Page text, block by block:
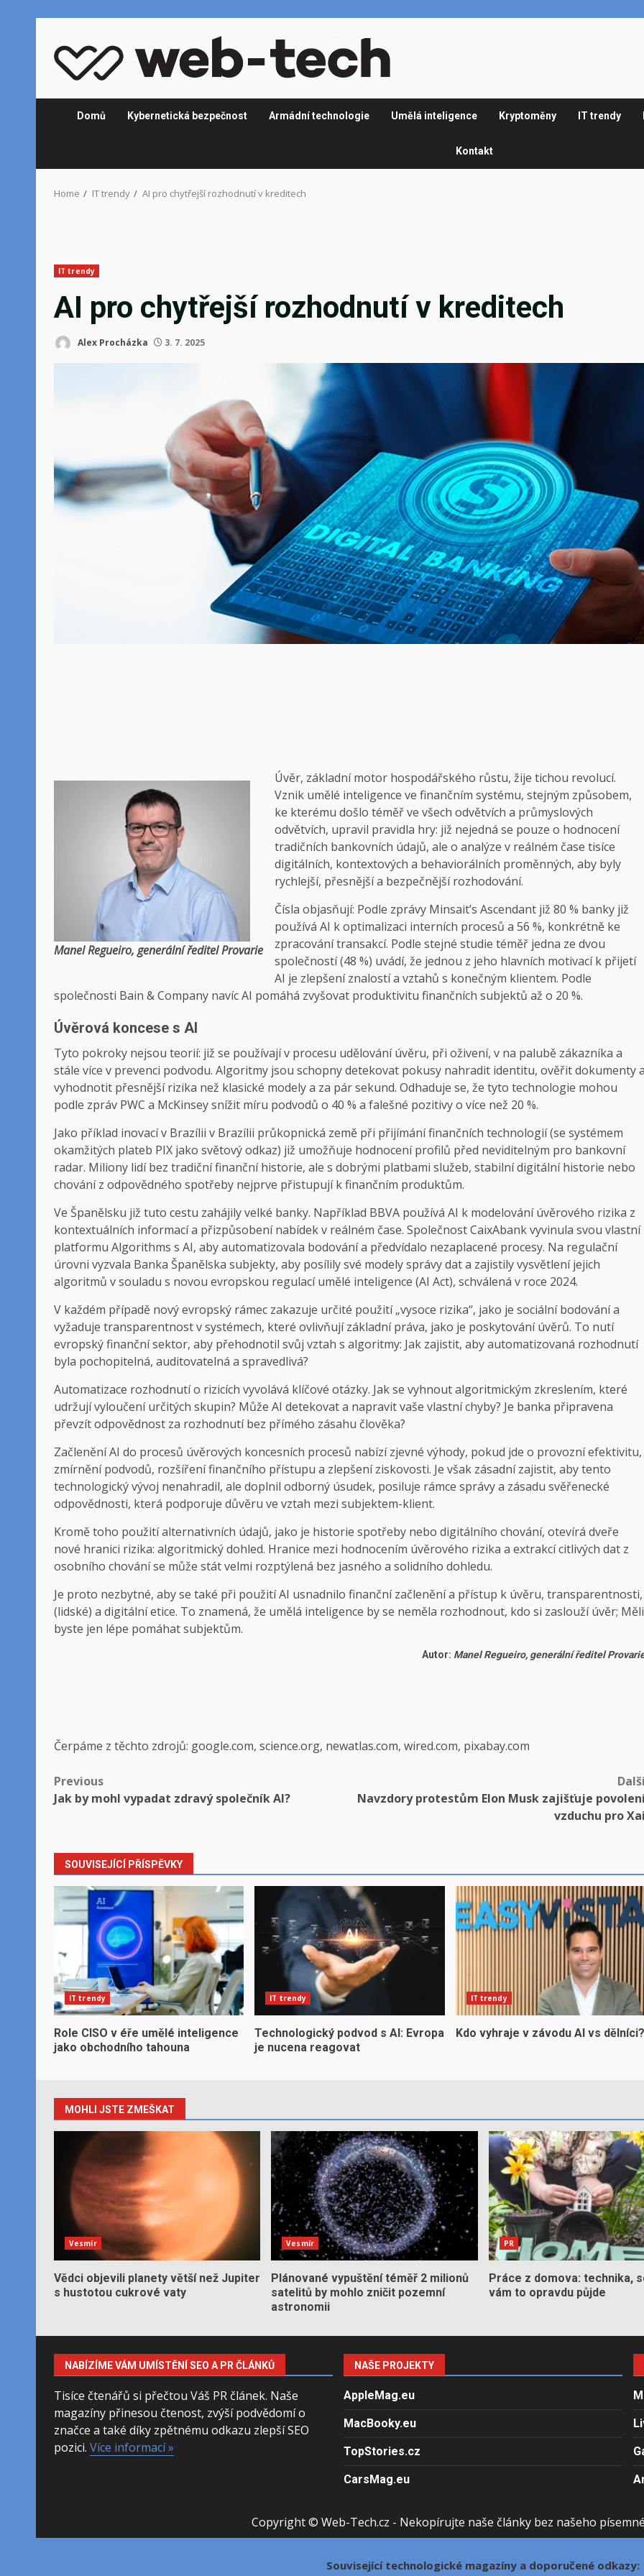
content
Domů Kybernetická bezpečnost Armádní technologie Umělá inteligence Kryptoměny IT trendy
Kontakt
Home IT trendy AI pro chytřejší rozhodnutí v kreditech
IT trendy
AI pro chytřejší rozhodnutí v kreditech
Alex Procházka 3. 7. 2025
Manel Regueiro, generální ředitel Provarie
Úvěr, základní motor hospodářského růstu, žije tichou revolucí.
Vznik umělé inteligence ve finančním systému, stejným způsobem,
ke kterému došlo téměř ve všech odvětvích a průmyslových
odvětvích, upravil pravidla hry: již nejedná se pouze o hodnocení
tradičních bankovních údajů, ale o analýze v reálném čase tisíce
digitálních, kontextových a behaviorálních proměnných, aby byly
rychlejší, přesnější a bezpečnější rozhodování.
Čísla objasňují: Podle zprávy Minsait’s Ascendant již 80 % banky již
používá AI k optimalizaci interních procesů a 56 %, konkrétně ke
zpracování transakcí. Podle stejné studie téměř jedna ze dvou
společností (48 %) uvádí, že jednou z jeho hlavních motivací k přijetí
AI je zlepšení znalostí a vztahů s konečným klientem. Podle
společnosti Bain & Company navíc AI pomáhá zvyšovat produktivitu finančních subjektů až o 20 %.
Úvěrová koncese s AI
Tyto pokroky nejsou teorií: již se používají v procesu udělování úvěru, při oživení, v na palubě zákazníka a
stále více v prevenci podvodu. Algoritmy jsou schopny detekovat pokusy nahradit identitu, ověřit dokumenty a
vyhodnotit přesnější rizika než klasické modely a za pár sekund. Odhaduje se, že tyto technologie mohou
podle zpráv PWC a McKinsey snížit míru podvodů o 40 % a falešné pozitivy o více než 20 %.
Jako příklad inovací v Brazílii v Brazílii průkopnická země při přijímání finančních technologií (se systémem
okamžitých plateb PIX jako světový odkaz) již umožňuje hodnocení profilů před neviditelným pro bankovní
radar. Miliony lidí bez tradiční finanční historie, ale s dobrými platbami služeb, stabilní digitální historie nebo
chování z odpovědného spotřeby nejprve přistupují k finančním produktům.
Ve Španělsku již tuto cestu zahájily velké banky. Například BBVA používá AI k modelování úvěrového rizika z
kontextuálních informací a přizpůsobení nabídek v reálném čase. Společnost CaixAbank vyvinula svou vlastní
platformu Algorithms s AI, aby automatizovala bodování a předvídalo nezaplacené procesy. Na regulační
úrovni vyzvala Banka Španělska subjekty, aby posílily své modely správy dat a zajistily vysvětlení jejich
algoritmů v souladu s novou evropskou regulací umělé inteligence (AI Act), schválená v roce 2024.
V každém případě nový evropský rámec zakazuje určité použití „vysoce rizika“, jako je sociální bodování a
vyžaduje transparentnost v systémech, které ovlivňují základní práva, jako je poskytování úvěrů. To nutí
evropský finanční sektor, aby přehodnotil svůj vztah s algoritmy: Jak zajistit, aby automatizovaná rozhodnutí
byla pochopitelná, auditovatelná a spravedlivá?
Automatizace rozhodnutí o rizicích vyvolává klíčové otázky. Jak se vyhnout algoritmickým zkreslením, které
udržují vyloučení určitých skupin? Může AI detekovat a napravit vaše vlastní chyby? Je banka připravena
převzít odpovědnost za rozhodnutí bez přímého zásahu člověka?
Začlenění AI do procesů úvěrových koncesních procesů nabízí zjevné výhody, pokud jde o provozní efektivitu,
zmírnění podvodů, rozšíření finančního přístupu a zlepšení ziskovosti. Je však zásadní zajistit, aby tento
technologický vývoj nenahradil, ale doplnil odborný úsudek, posiluje rámce správy a zásadu svěřenecké
odpovědnosti, která podporuje důvěru ve vztah mezi subjektem-klient.
Kromě toho použití alternativních údajů, jako je historie spotřeby nebo digitálního chování, otevírá dveře
nové hranici rizika: algoritmický dohled. Hranice mezi hodnocením úvěrového rizika a extrakcí citlivých dat z
osobního chování se může stát velmi rozptýlená bez jasného a solidního dohledu.
Je proto nezbytné, aby se také při použití AI usnadnilo finanční začlenění a přístup k úvěru, transparentnosti,
(lidské) a digitální etice. To znamená, že umělá inteligence by se neměla rozhodnout, kdo si zaslouží úvěr; Měli
byste jen lépe pomáhat subjektům.
Autor: Manel Regueiro, generální ředitel
Čerpáme z těchto zdrojů: google.com, science.org, newatlas.com, wired.com, pixabay.com
Post
navigation
Previous
Jak by mohl vypadat zdravý společník AI?
Navzdory protestům Elon Musk zajišťuje
vzduchu pro Xai
SOUVISEJÍCÍ PŘÍSPĚVKY
IT trendy
Role CISO v éře umělé inteligence
jako obchodního tahouna
IT trendy
Technologický podvod s AI: Evropa
je nucena reagovat
IT trendy
Kdo vyhraje v závodu AI vs dělníci?
MOHLI JSTE ZMEŠKAT
Vesmír
Vědci objevili planety větší než Jupiter
s hustotou cukrové vaty
Vesmír
Plánované vypuštění téměř 2 milionů
satelitů by mohlo zničit pozemní
astronomii
PR
Práce z domova: technika,
vám to opravdu půjde
NABÍZÍME VÁM UMÍSTĚNÍ SEO A PR ČLÁNKŮ
Tisíce čtenářů si přečtou Váš PR článek. Naše
magazíny přinesou čtenost, zvýší podvědomí o
značce a také díky zpětnému odkazu zlepší SEO
pozici. Více informací »
NAŠE PROJEKTY
AppleMag.eu
MacBooky.eu
TopStories.cz
CarsMag.eu
Copyright © Web-Tech.cz - Nekopírujte naše články bez našeho
Související technologické magazíny a doporučené odkazy: